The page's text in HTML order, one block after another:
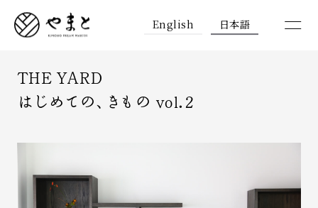
English 日本語
THE YARD
はじめての、きもの vol.2